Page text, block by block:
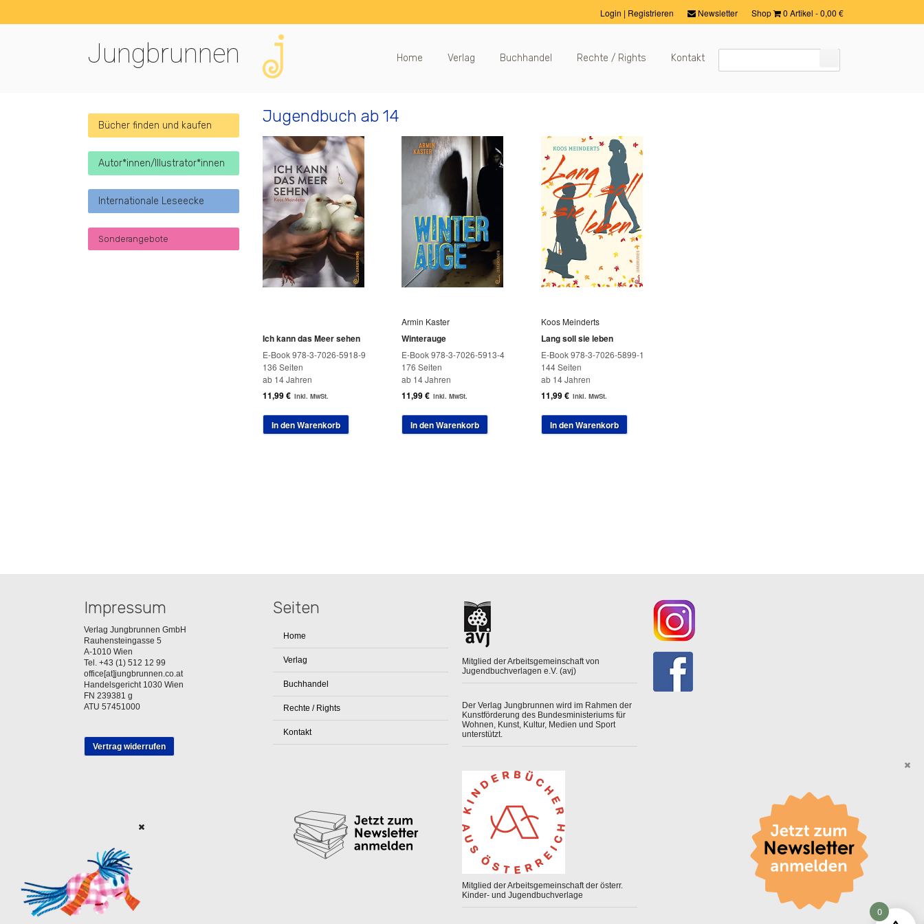
Shop 0 Artikel -0,00 €
Newsletter
Login | Registrieren
Jungbrunnen Home Verlag Buchhandel Rechte / Rights Kontakt
Jugendbuch ab 14
Ich kann das Meer sehen
E-Book 978-3-7026-5918-9
136 Seiten
ab 14 Jahren
11,99€ inkl. MwSt.
In den Warenkorb
Armin Kaster
Winterauge
E-Book 978-3-7026-5913-4
176 Seiten
ab 14 Jahren
11,99€ inkl. MwSt.
In den Warenkorb
Koos Meinderts
Lang soll sie leben
E-Book 978-3-7026-5899-1
144 Seiten
ab 14 Jahren
11,99€ inkl. MwSt.
In den Warenkorb
Bücher finden und kaufen
Autor*innen/Illustrator*innen
Internationale Leseecke
Sonderangebote
Impressum
Verlag Jungbrunnen GmbH
Rauhensteingasse 5
A-1010 Wien
Tel. +43 (1) 512 12 99
office[at]jungbrunnen.co.at
Handelsgericht 1030 Wien
FN 239381 g
ATU 57451000
Vertrag widerrufen
Seiten
Home
Verlag
Buchhandel
Rechte / Rights
Kontakt
Mitglied der Arbeitsgemeinschaft von
Jugendbuchverlagen e.V. (avj)
Der Verlag Jungbrunnen wird im Rahmen der
Kunstförderung des Bundesministeriums für
Wohnen, Kunst, Kultur, Medien und Sport
unterstützt.
Mitglied der Arbeitsgemeinschaft der österr.
Kinder- und Jugendbuchverlage
0